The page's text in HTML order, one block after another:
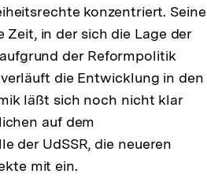
Auflösung
der
Fußnote
konzentriert. Seine
in der sich die Lage der
der Reformpolitik
die Entwicklung in den
läßt sich noch nicht klar
auf dem
der UdSSR, die neueren
mit ein.